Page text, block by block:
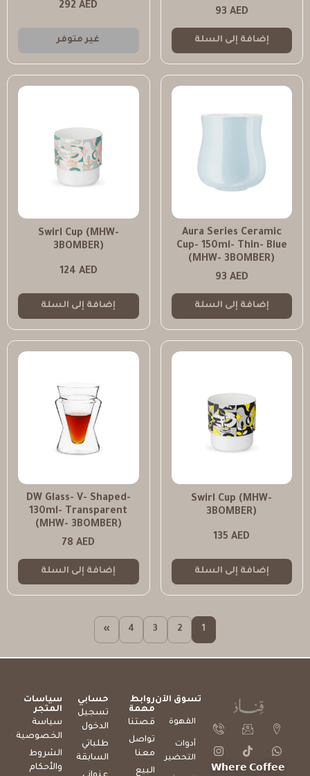
93 AED
إضافة إلى السلة
292AED
غير متوفر
Aura Series Ceramic
Cup- 150ml- Thin- Blue
(MHW- 3BOMBER)
93 AED
إضافة إلى السلة
Swirl Cup (MHW-
3BOMBER)
124 AED
إضافة إلى السلة
Swirl Cup (MHW-
3BOMBER)
135AED
إضافة إلى السلة
DW Glass- V- Shaped-
130ml- Transparent
(MHW- 3BOMBER)
78AED
إضافة إلى السلة
1
2
3
4
»
𝗪𝗵𝗲𝗿𝗲 𝗖𝗼𝗳𝗳𝗲𝗲
تسوق الآن
القهوة
أدوات
التحضير
روابط
مهمة
قصتنا
تواصل
معنا
البيع
حسابي
تسجيل
الدخول
طلباتي
السابقة
سياسات
المتجر
سياسة
الخصوصية
الشروط
والأحكام